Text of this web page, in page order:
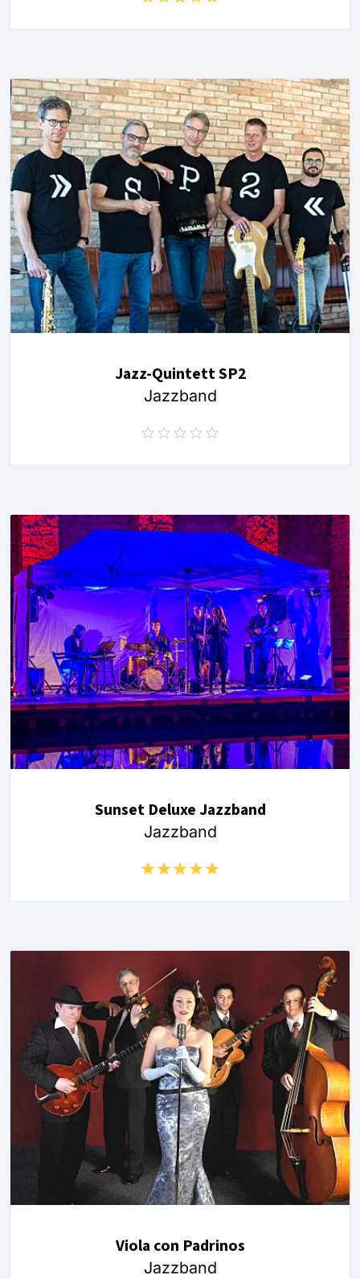
Jazz-Quintett SP2
Jazzband
Sunset Deluxe Jazzband
Jazzband
Viola con Padrinos
Jazzband